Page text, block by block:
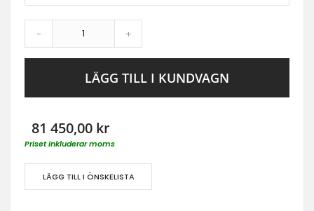
- +
LÄGG TILL I KUNDVAGN
81 450,00 kr
Priset inkluderar moms
LÄGG TILL I ÖNSKELISTA